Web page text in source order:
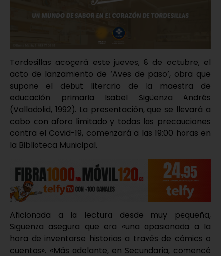
Tordesillas acogerá este jueves, 8 de octubre, el
acto de lanzamiento de ‘Aves de paso’, obra que
supone el debut literario de la maestra de
educación primaria Isabel Sigüenza Andrés
(Valladolid, 1992). La presentación, que se llevará a
cabo con aforo limitado y todas las precauciones
contra el Covid-19, comenzará a las 19:00 horas en
la Biblioteca Municipal.
Aficionada a la lectura desde muy pequeña,
Sigüenza asegura que era «una apasionada a la
hora de inventarse historias a través de cómics o
cuentos». «Más adelante, en Secundaria, comencé